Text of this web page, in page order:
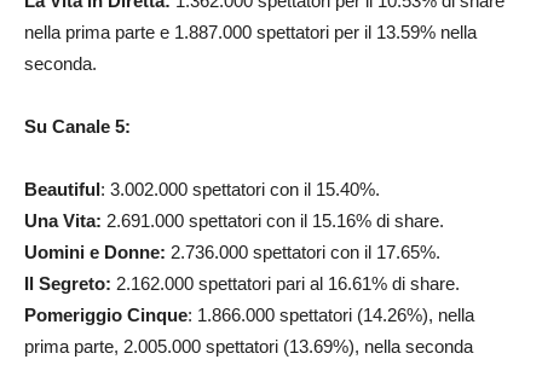
nella prima parte e 1.887.000 spettatori per il 13.59% nella
seconda.
Su Canale 5:
Beautiful: 3.002.000 spettatori con il 15.40%.
Una Vita: 2.691.000 spettatori con il 15.16% di share.
Uomini e Donne: 2.736.000 spettatori con il 17.65%.
Il Segreto: 2.162.000 spettatori pari al 16.61% di share.
Pomeriggio Cinque: 1.866.000 spettatori (14.26%), nella
prima parte, 2.005.000 spettatori (13.69%), nella seconda